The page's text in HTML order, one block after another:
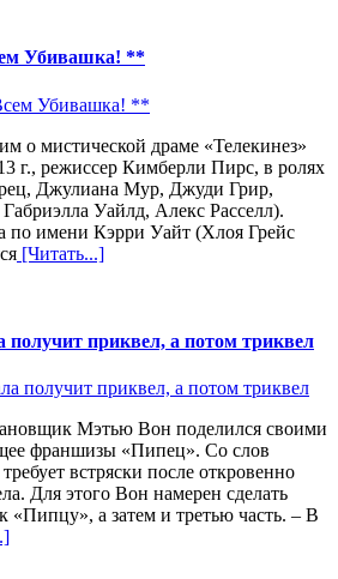
Убивашка! **
о мистической драме «Телекинез»
г., режиссер Кимберли Пирс, в ролях
Джулиана Мур, Джуди Грир,
Уайлд, Алекс Расселл).
по имени Кэрри Уайт (Хлоя Грейс
[Читать...]
получит приквел, а потом триквел
Мэтью Вон поделился своими
франшизы «Пипец». Со слов
встряски после откровенно
Для этого Вон намерен сделать
«Пипцу», а затем и третью часть. – В